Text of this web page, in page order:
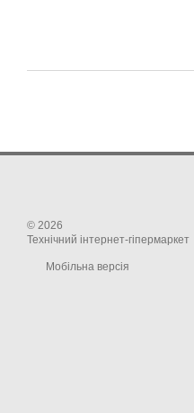
© 2026
Технічний інтернет-гіпермаркет
Мобільна версія